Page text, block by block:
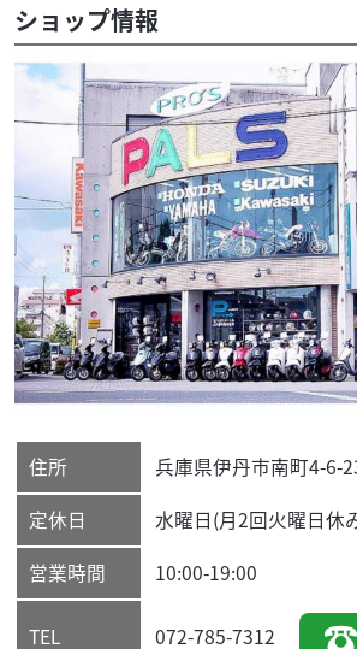
ショップ情報
住所 兵庫県伊丹市南町4-6-
定休日
水曜日(月2回火曜日休
営業時間
10:00-19:00
TEL 072-785-7312